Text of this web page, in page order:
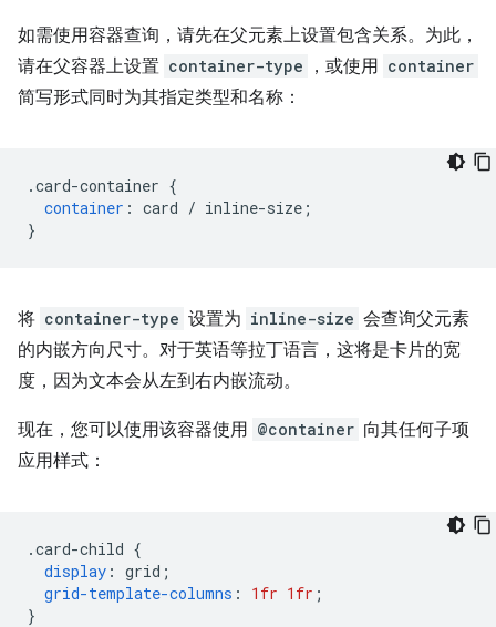
如需使用容器查询，请先在父元素上设置包含关系。为此，
请在父容器上设置 container-type ，或使用 container
简写形式同时为其指定类型和名称：
.card-container {
container : card / inline-size ;
}
将 container-type 设置为 inline-size 会查询父元素
的内嵌方向尺寸。对于英语等拉丁语言，这将是卡片的宽
度，因为文本会从左到右内嵌流动。
现在，您可以使用该容器使用 @container 向其任何子项
应用样式：
.card-child {
display : grid ;
grid-template-columns : 1fr 1fr ;
}